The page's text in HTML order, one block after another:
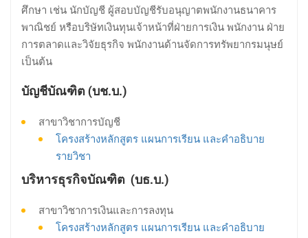
ศึกษา เช่น นักบัญชี ผู้สอบบัญชีรับอนุญาตพนักงานธนาคาร
พาณิชย์ หรือบริษัทเงินทุนเจ้าหน้าที่ฝ่ายการเงิน พนักงาน ฝ่าย
การตลาดและวิจัยธุรกิจ พนักงานด้านจัดการทรัพยากรมนุษย์
เป็นต้น
บัญชีบัณฑิต (บช.บ.)
สาขาวิชาการบัญชี
โครงสร้างหลักสูตร แผนการเรียน และคำอธิบาย
รายวิชา
บริหารธุรกิจบัณฑิต (บธ.บ.)
สาขาวิชาการเงินและการลงทุน
โครงสร้างหลักสูตร แผนการเรียน และคำอธิบาย